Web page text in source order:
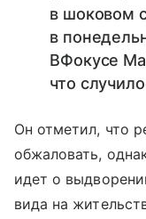
в шоковом
в
ВФокусе
что
Он отметил, что
обжаловать,
идет о
вида на